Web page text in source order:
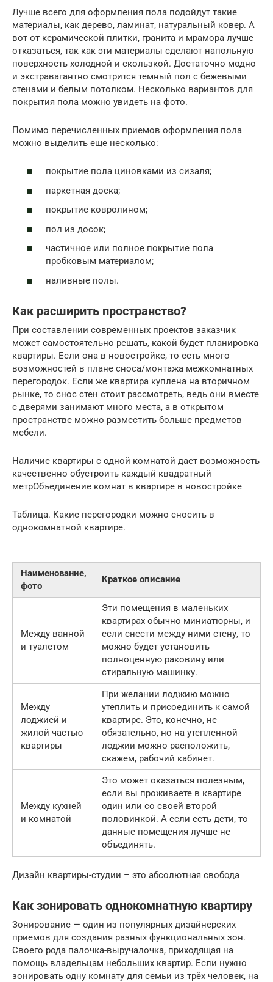
Лучше всего для оформления пола подойдут такие
материалы, как дерево, ламинат, натуральный ковер. А
вот от керамической плитки, гранита и мрамора лучше
отказаться, так как эти материалы сделают напольную
поверхность холодной и скользкой. Достаточно модно
и экстравагантно смотрится темный пол с бежевыми
стенами и белым потолком. Несколько вариантов для
покрытия пола можно увидеть на фото.
Помимо перечисленных приемов оформления пола
можно выделить еще несколько:
покрытие пола циновками из сизаля;
паркетная доска;
покрытие ковролином;
пол из досок;
частичное или полное покрытие пола
пробковым материалом;
наливные полы.
Как расширить пространство?
При составлении современных проектов заказчик
может самостоятельно решать, какой будет планировка
квартиры. Если она в новостройке, то есть много
возможностей в плане сноса/монтажа межкомнатных
перегородок. Если же квартира куплена на вторичном
рынке, то снос стен стоит рассмотреть, ведь они вместе
с дверями занимают много места, а в открытом
пространстве можно разместить больше предметов
мебели.
Наличие квартиры с одной комнатой дает возможность
качественно обустроить каждый квадратный
метрОбъединение комнат в квартире в новостройке
Таблица. Какие перегородки можно сносить в
однокомнатной квартире.
Наименование,
фото
Краткое описание
Между ванной
и туалетом
Эти помещения в маленьких
квартирах обычно миниатюрны, и
если снести между ними стену, то
можно будет установить
полноценную раковину или
стиральную машинку.
Между
лоджией и
жилой частью
квартиры
При желании лоджию можно
утеплить и присоединить к самой
квартире. Это, конечно, не
обязательно, но на утепленной
лоджии можно расположить,
скажем, рабочий кабинет.
Между кухней
и комнатой
Это может оказаться полезным,
если вы проживаете в квартире
один или со своей второй
половинкой. А если есть дети, то
данные помещения лучше не
объединять.
Дизайн квартиры-студии – это абсолютная свобода
Как зонировать однокомнатную квартиру
Зонирование — один из популярных дизайнерских
приемов для создания разных функциональных зон.
Своего рода палочка-выручалочка, приходящая на
помощь владельцам небольших квартир. Если нужно
зонировать одну комнату для семьи из трёх человек, на